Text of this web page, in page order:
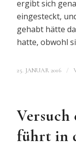
ergibt sich
eingesteckt,
gehabt hätte
hatte, obwohl
25. JANUAR 2016 /
Versuch
führt in